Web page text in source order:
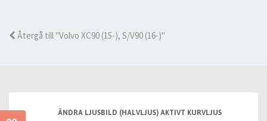
Återgå till "Volvo XC90 (15-), S/V90 (16-)"
ÄNDRA LJUSBILD (HALVLJUS) AKTIVT KURVLJUS